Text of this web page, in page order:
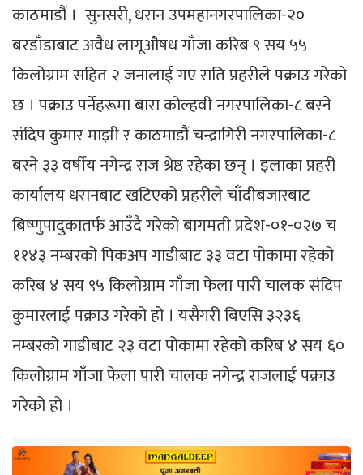
काठमाडौं । सुनसरी, धरान उपमहानगरपालिका-२०
बरडाँडाबाट अवैध लागूऔषध गाँजा करिब ९ सय ५५
किलोग्राम सहित २ जनालाई गए राति प्रहरीले पक्राउ गरेको
छ । पक्राउ पर्नेहरूमा बारा कोल्हवी नगरपालिका-८ बस्ने
संदिप कुमार माझी र काठमाडौं चन्द्रागिरी नगरपालिका-८
बस्ने ३३ वर्षीय नगेन्द्र राज श्रेष्ठ रहेका छन् । इलाका प्रहरी
कार्यालय धरानबाट खटिएको प्रहरीले चाँदीबजारबाट
बिष्णुपादुकातर्फ आउँदै गरेको बागमती प्रदेश-०१-०२७ च
११४३ नम्बरको पिकअप गाडीबाट ३३ वटा पोकामा रहेको
करिब ४ सय ९५ किलोग्राम गाँजा फेला पारी चालक संदिप
कुमारलाई पक्राउ गरेको हो । यसैगरी बिएसि ३२३६
नम्बरको गाडीबाट २३ वटा पोकामा रहेको करिब ४ सय ६०
किलोग्राम गाँजा फेला पारी चालक नगेन्द्र राजलाई पक्राउ
गरेको हो ।